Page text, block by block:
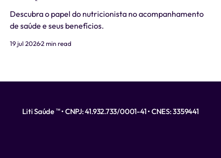
Descubra o papel do nutricionista no acompanhamento
de saúde e seus benefícios.
19 jul 20262 min read
Liti Saúde ™ • CNPJ: 41.932.733/0001-41 • CNES: 3359441